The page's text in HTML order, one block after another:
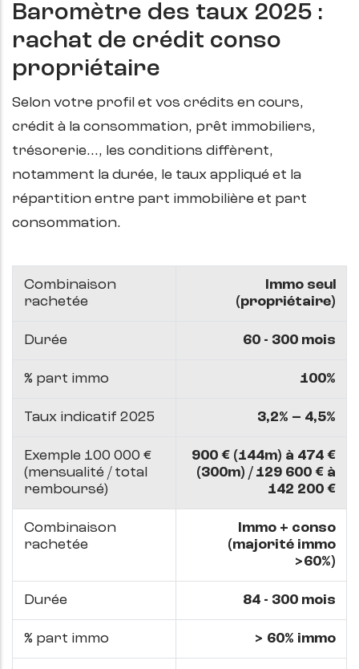
Baromètre des taux 2025 :
rachat de crédit conso
propriétaire
Selon votre profil et vos crédits en cours,
crédit à la consommation, prêt immobiliers,
trésorerie…, les conditions diffèrent,
notamment la durée, le taux appliqué et la
répartition entre part immobilière et part
consommation.
Combinaison
rachetée
Immo seul
(propriétaire)
Durée 60 - 300 mois
% part immo 100%
Taux indicatif 2025 3,2% – 4,5%
Exemple 100 000 €
(mensualité / total
remboursé)
900 € (144m) à 474 €
(300m) / 129 600 € à
142 200 €
Combinaison
rachetée
Immo + conso
(majorité immo
>60%)
Durée 84 - 300 mois
% part immo > 60% immo